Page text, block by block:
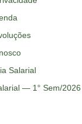
Salarial
— 1° Sem/2026